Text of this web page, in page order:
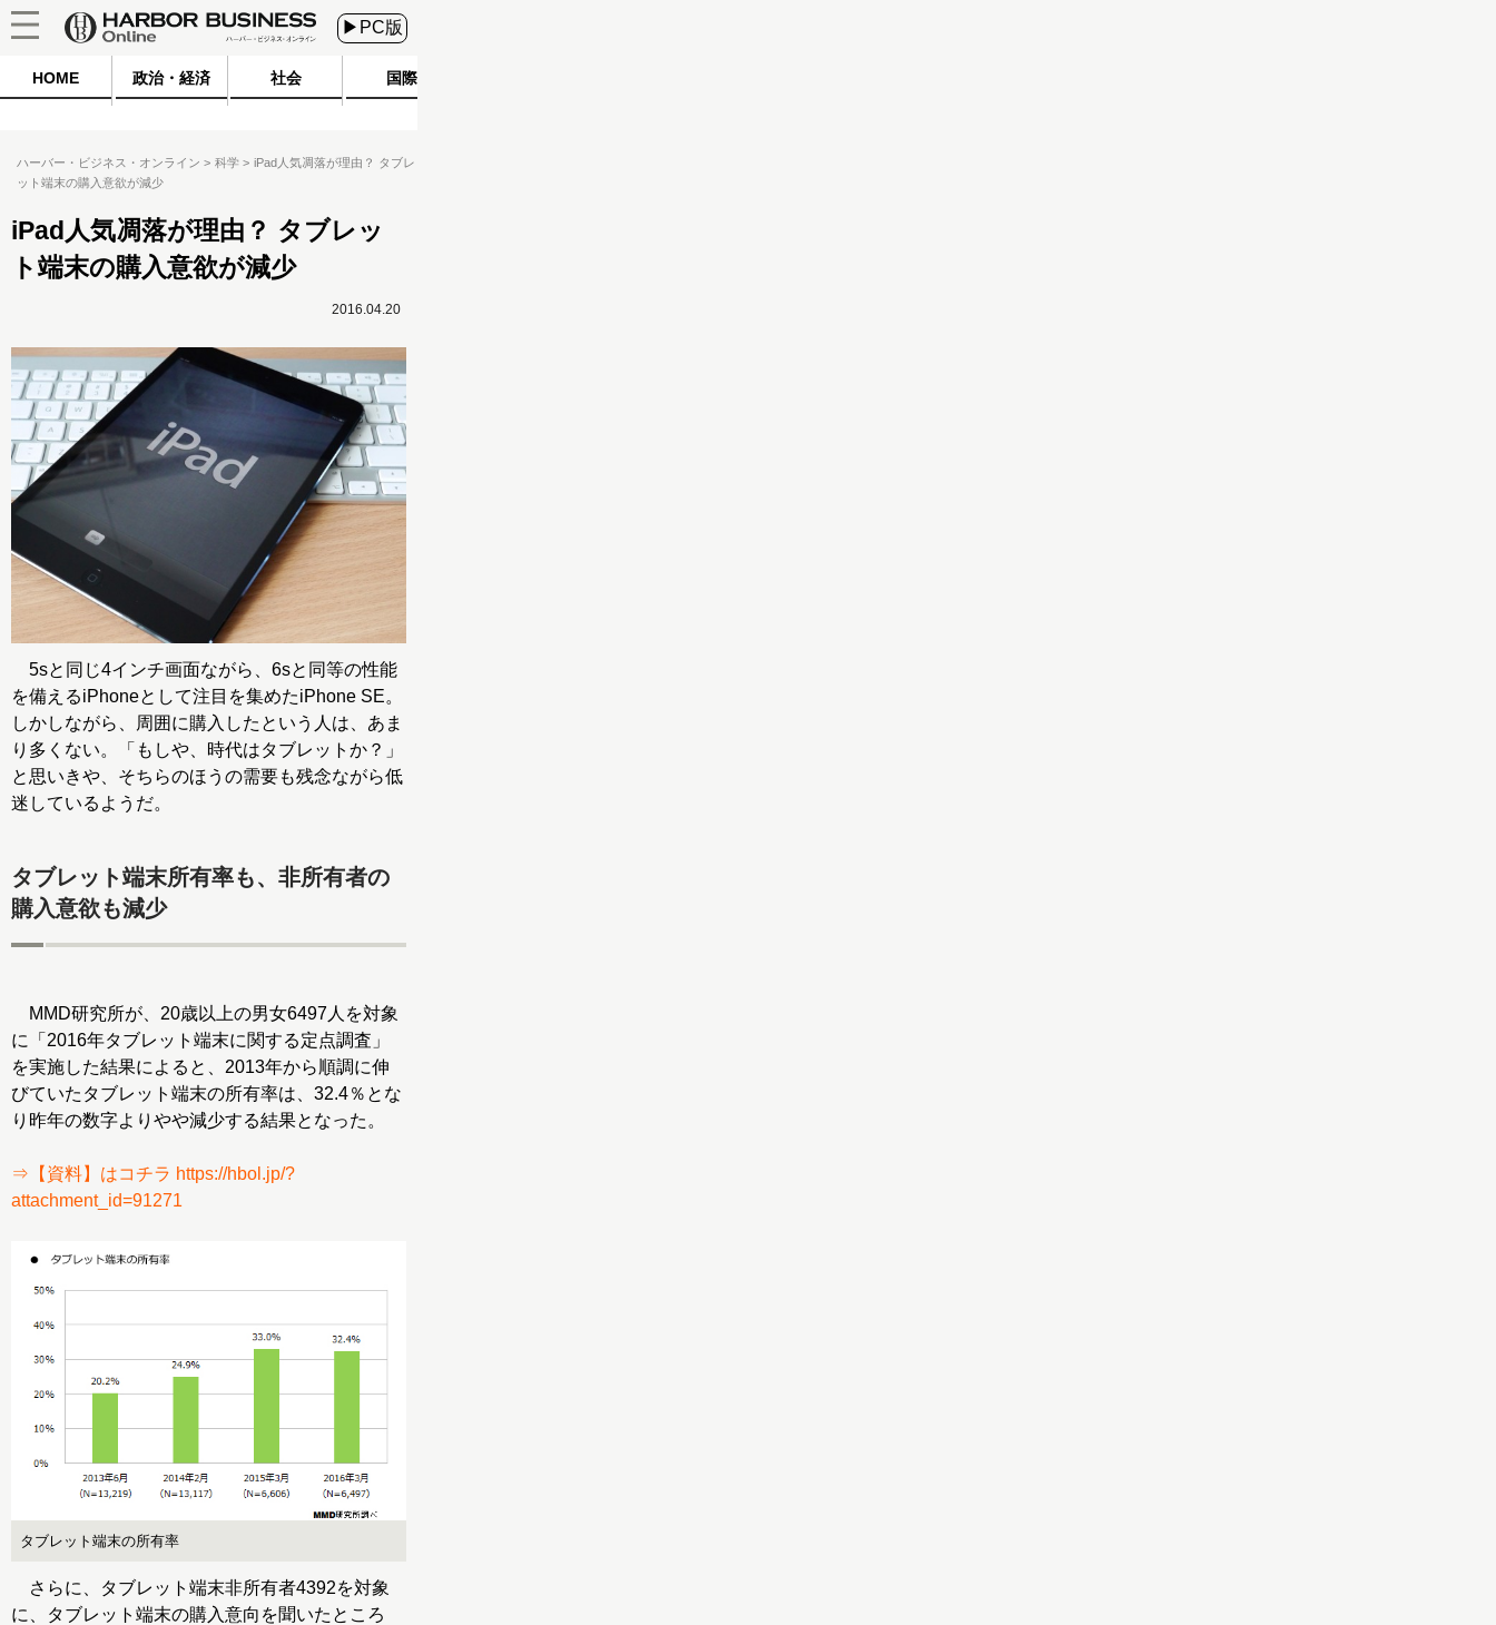
▶PC版
HOME 政治・経済 社会 国際
ハーバー・ビジネス・オンライン 科学
iPad人気凋落が理由？ タブレ
ット端末の購入意欲が減少
iPad人気凋落が理由？ タブレッ
ト端末の購入意欲が減少
2016.04.20
5sと同じ4インチ画面ながら、6sと同等の性能
を備えるiPhoneとして注目を集めたiPhone SE。
しかしながら、周囲に購入したという人は、あま
り多くない。「もしや、時代はタブレットか？」
と思いきや、そちらのほうの需要も残念ながら低
迷しているようだ。
タブレット端末所有率も、非所有者の
購入意欲も減少
MMD研究所が、20歳以上の男女6497人を対象
に「2016年タブレット端末に関する定点調査」
を実施した結果によると、2013年から順調に伸
びていたタブレット端末の所有率は、32.4％とな
り昨年の数字よりやや減少する結果となった。
⇒【資料】はコチラ https://hbol.jp/?
attachment_id=91271
タブレット端末の所有率
さらに、タブレット端末非所有者4392を対象
に、タブレット端末の購入意向を聞いたところ